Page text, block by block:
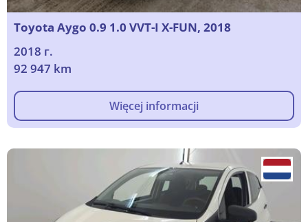
Toyota Aygo 0.9 1.0 VVT-I X-FUN, 2018
2018 г.
92 947 km
Więcej informacji